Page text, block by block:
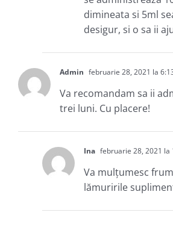
dimineata si 5ml
desigur, si o sa ii
Admin februarie 28, 2021 la
Va recomandam sa ii
trei luni. Cu placere!
Ina februarie 28, 2021 la
Va mulțumesc
lămuririle